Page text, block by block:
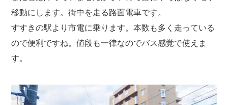
移動にします。街中を走る路面電車です。
すすきの駅より市電に乗ります。本数も多く走っている
ので便利ですね。値段も一律なのでバス感覚で使えま
す。